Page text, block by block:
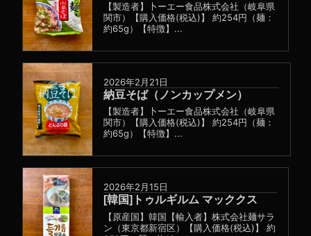
【製造者】卜ーエー食品株式会社（岐阜県
関市）【購入価格(税込)】 約254円（麺：
約65g）【特徴】...
2026年2月21日
納豆そば（ノンカップメン）
【製造者】卜ーエー食品株式会社（岐阜県
関市）【購入価格(税込)】 約254円（麺：
約65g）【特徴】...
2026年2月15日
[韓国]トゥルギルム マッククス
【原産国】韓国【輸入者】株式会社麺サラ
ン（東京都新宿区）【購入価格(税込)】 約